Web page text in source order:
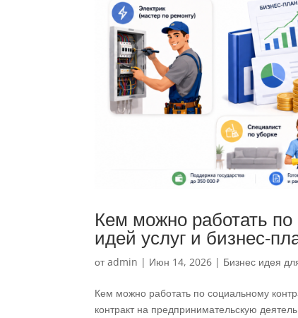
Кем можно работать по
идей услуг и бизнес-
отadmin | Июн 14, 2026 | Бизнес идея
Кем можно работать по социальному
контракт на предпринимательскую